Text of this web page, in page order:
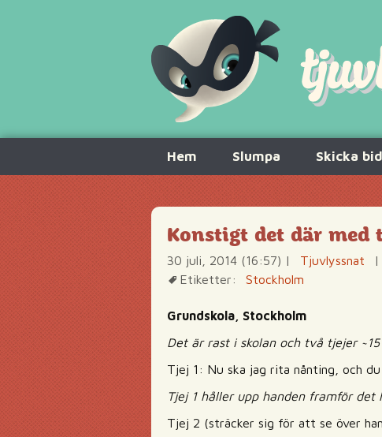
innehåll
Hem Slumpa Skicka
Konstigt det där med
30 juli, 2014 (16:57) | Tjuvlyssnat |
Etiketter:
Stockholm
Grundskola, Stockholm
Det är rast i skolan och två tjejer
Tjej 1: Nu ska jag rita nånting, och
Tjej 1 håller upp handen framför det
Tjej 2 (sträcker sig för att se över